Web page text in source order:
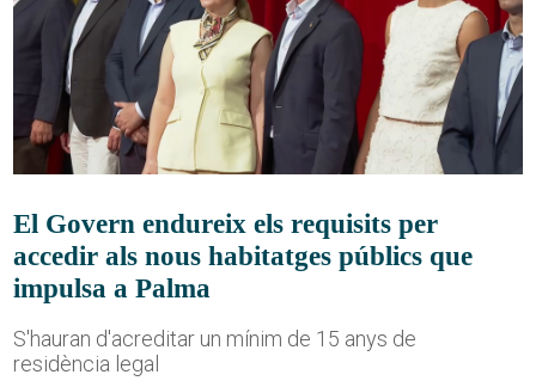
El Govern endureix els requisits per
accedir als nous habitatges públics que
impulsa a Palma
S'hauran d'acreditar un mínim de 15 anys de
residència legal